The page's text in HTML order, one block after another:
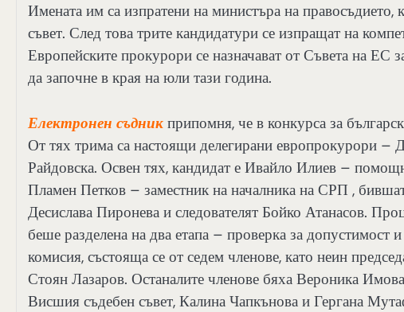
Имената им са изпратени на министъра на
съвет. След това трите кандидатури се изпращат на
Европейските прокурори се назначават от Съвета на ЕС
да започне в края на юли тази година.
Електронен съдник припомня, че в конкурса за
От тях трима са настоящи делегирани европрокурори
Райдовска. Освен тях, кандидат е Ивайло Илиев –
Пламен Петков – заместник на началника на СРП ,
Десислава Пиронева и следователят Бойко Атанасов.
беше разделена на два етапа – проверка за
комисия, състояща се от седем членове, като неин
Стоян Лазаров. Останалите членове бяха Вероника
Висшия съдебен съвет, Калина Чапкънова и Гергана